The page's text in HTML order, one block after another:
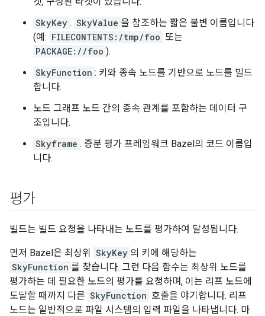
SkyKey . SkyValue 을 참조하는 짧은 불변 이름입니다
(예: FILECONTENTS:/tmp/foo 또는
PACKAGE://foo ).
SkyFunction : 키와 종속 노드를 기반으로 노드를 빌드
합니다.
노드 그래프 노드 간의 종속 관계를 포함하는 데이터 구
조입니다.
Skyframe . 증분 평가 프레임워크 Bazel의 코드 이름입
니다.
평가
빌드는 빌드 요청을 나타내는 노드를 평가하여 달성됩니다.
먼저 Bazel은 최상위 SkyKey 의 키에 해당하는
SkyFunction 를 찾습니다. 그런 다음 함수는 최상위 노드를
평가하는 데 필요한 노드의 평가를 요청하며, 이는 리프 노드에
도달할 때까지 다른 SkyFunction 호출을 야기합니다. 리프
노드는 일반적으로 파일 시스템의 입력 파일을 나타냅니다. 마